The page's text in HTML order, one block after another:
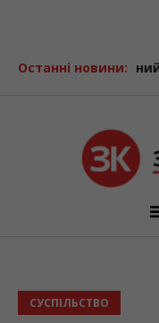
Останні новини:
шкільний автобус
СУСПІЛЬСТВО